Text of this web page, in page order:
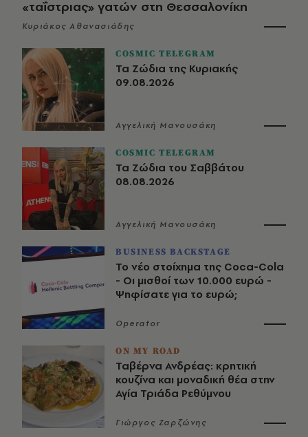
«ταΐστριας» γατών στη Θεσσαλονίκη
Κυριάκος Αθανασιάδης
COSMIC TELEGRAM
Τα Ζώδια της Κυριακής
09.08.2026
Αγγελική Μανουσάκη
COSMIC TELEGRAM
Τα Ζώδια του Σαββάτου
08.08.2026
Αγγελική Μανουσάκη
BUSINESS BACKSTAGE
Το νέο στοίχημα της Coca-Cola
- Οι μισθοί των 10.000 ευρώ -
Ψηφίσατε για το ευρώ;
Operator
ON MY ROAD
Ταβέρνα Ανδρέας: κρητική
κουζίνα και μοναδική θέα στην
Αγία Τριάδα Ρεθύμνου
Γιώργος Ζαρζώνης